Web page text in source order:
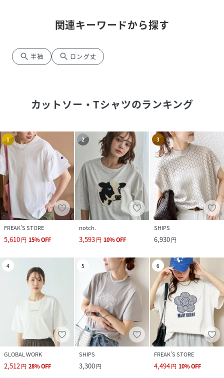
関連キーワードから探す
search 半袖 search ロング丈
カットソー・Tシャツのランキング
1
FREAK’S STORE
5,610円 15%OFF
2
notch.
3,593円 10%OFF
3
SHIPS
6,930円
4
GLOBAL WORK
2,512円 28%OFF
5
SHIPS
3,300円
6
FREAK’S STORE
4,494円 10%OFF